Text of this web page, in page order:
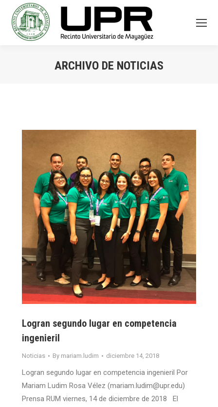
ARCHIVO DE NOTICIAS
Logran segundo lugar en competencia
ingenieril
Noticias By mariam.ludim diciembre 14, 2018
Logran segundo lugar en competencia ingenieril Por
Mariam Ludim Rosa Vélez (mariam.ludim@upr.edu)
Prensa RUM viernes, 14 de diciembre de 2018 El